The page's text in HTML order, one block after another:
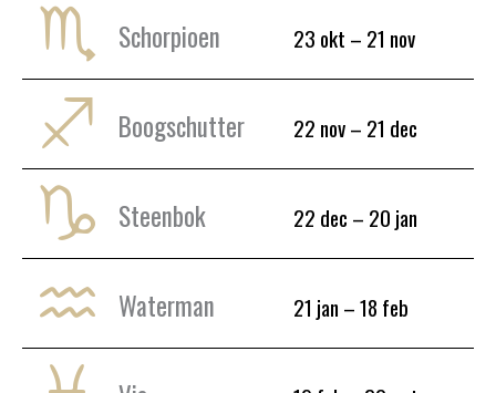
Schorpioen 23 okt – 21 nov
Boogschutter 22 nov – 21 dec
Steenbok 22 dec – 20 jan
Waterman 21 jan – 18 feb